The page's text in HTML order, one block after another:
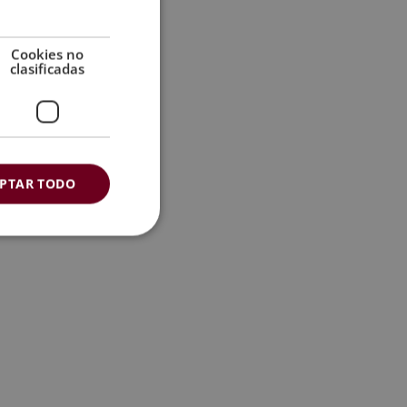
Cookies no
clasificadas
TODO